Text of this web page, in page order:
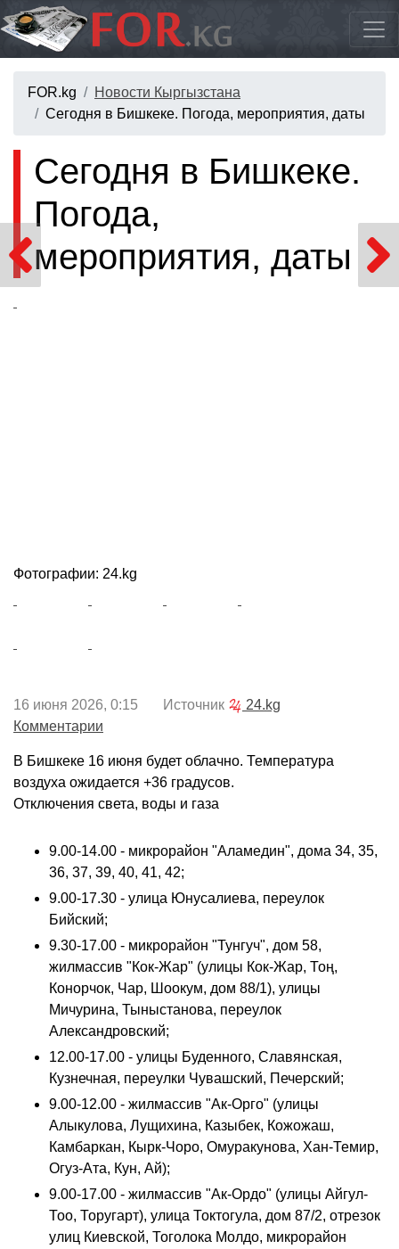
FOR.kg
Новости Кыргызстана
Сегодня в Бишкеке. Погода, мероприятия, даты
Сегодня в Бишкеке.
Погода,
мероприятия, даты
Фотографии: 24.kg
16 июня 2026, 0:15 Источник
24.kg
Комментарии
В Бишкеке 16 июня будет облачно. Температура
воздуха ожидается +36 градусов.
Отключения света, воды и газа
9.00-14.00 - микрорайон "Аламедин", дома 34, 35,
36, 37, 39, 40, 41, 42;
9.00-17.30 - улица Юнусалиева, переулок
Бийский;
9.30-17.00 - микрорайон "Тунгуч", дом 58,
жилмассив "Кок-Жар" (улицы Кок-Жар, Тоң,
Конорчок, Чар, Шоокум, дом 88/1), улицы
Мичурина, Тыныстанова, переулок
Александровский;
12.00-17.00 - улицы Буденного, Славянская,
Кузнечная, переулки Чувашский, Печерский;
9.00-12.00 - жилмассив "Ак-Орго" (улицы
Алыкулова, Лущихина, Казыбек, Кожожаш,
Камбаркан, Кырк-Чоро, Омуракунова, Хан-Темир,
Огуз-Ата, Кун, Ай);
9.00-17.00 - жилмассив "Ак-Ордо" (улицы Айгул-
Тоо, Торугарт), улица Токтогула, дом 87/2, отрезок
улиц Киевской, Тоголока Молдо, микрорайон